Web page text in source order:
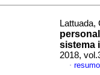
sistema
2018,
·